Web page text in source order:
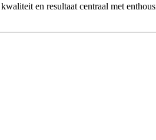
en resultaat centraal met